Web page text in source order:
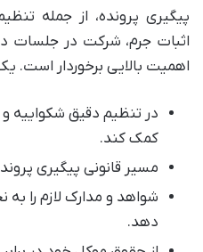
پیگیری پرونده، از جمله
اثبات جرم، شرکت در جلسات
اهمیت بالایی برخوردار است.
در تنظیم دقیق شکواییه
کمک کند.
مسیر قانونی پیگیری
شواهد و مدارک لازم را
دهد.